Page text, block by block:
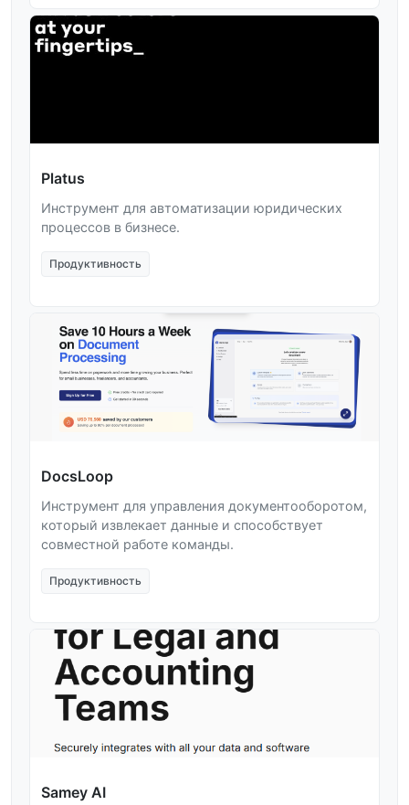
Platus
Инструмент для автоматизации юридических
процессов в бизнесе.
Продуктивность
DocsLoop
Инструмент для управления документооборотом,
который извлекает данные и способствует
совместной работе команды.
Продуктивность
Samey AI